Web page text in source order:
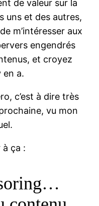
de valeur sur la
uns et des autres,
m’intéresser aux
engendrés
et croyez
en a.
c’est à dire très
vu mon
ça :